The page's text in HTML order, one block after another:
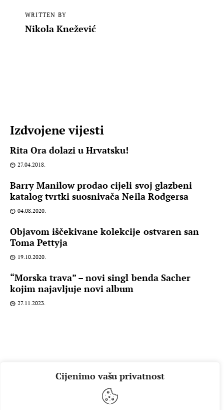
Cijenimo vašu privatnost
WRITTEN BY
Nikola Knežević
Izdvojene vijesti
Rita Ora dolazi u Hrvatsku!
27.04.2018.
Barry Manilow prodao cijeli svoj glazbeni
katalog tvrtki suosnivača Neila Rodgersa
04.08.2020.
Objavom iščekivane kolekcije ostvaren san
Toma Pettyja
19.10.2020.
“Morska trava” – novi singl benda Sacher
kojim najavljuje novi album
27.11.2023.